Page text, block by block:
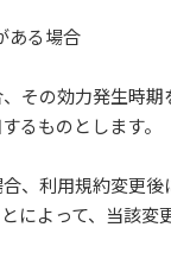
ある場合
その効力発生時期
るものとします。
、利用規約変更後
によって、当該変